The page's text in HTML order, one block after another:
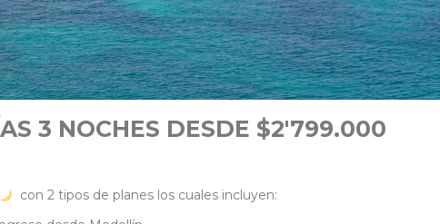
3 NOCHES DESDE $2'799.000
con 2 tipos de planes los cuales incluyen: